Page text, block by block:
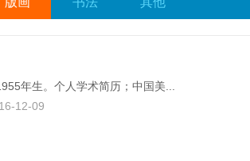
生。个人学术简历；中国美...
12-09